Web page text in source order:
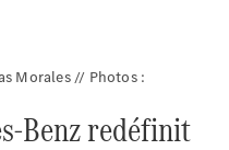
Morales // Photos :
Benz redéfinit